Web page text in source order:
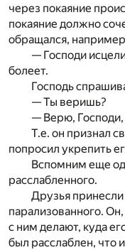
через покаяние
покаяние должно
обращался,
— Господи
болеет.
Господь
— Ты веришь?
— Верю,
Т.е. он признал
попросил укрепить
Вспомним еще
расслабленного.
Друзья принесли
парализованного.
с ним делают, куда
был расслаблен, что